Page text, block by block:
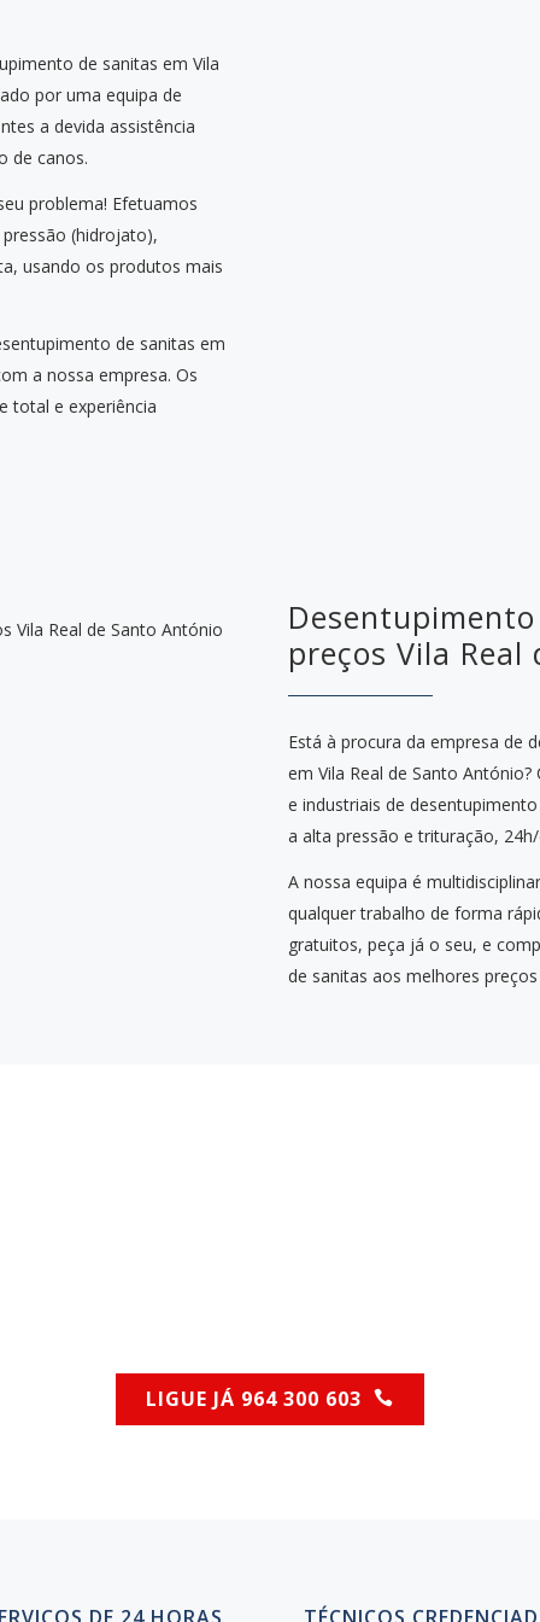
de sanitas em Vila
por uma equipa de
a devida assistência
de canos.
problema! Efetuamos
(hidrojato),
usando os produtos mais
de sanitas em
a nossa empresa. Os
total e experiência
preços Vila
Está à procura da empresa de
em Vila Real de Santo
e industriais de
a alta pressão e trituração,
A nossa equipa é
qualquer trabalho de forma
gratuitos, peça já o seu, e
de sanitas aos melhores
LIGUE JÁ 964 300 603
DE 24 HORAS TÉCNICOS